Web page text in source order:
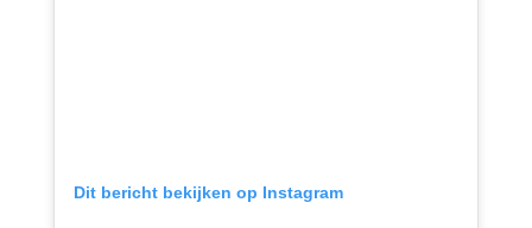
Dit bericht bekijken op Instagram